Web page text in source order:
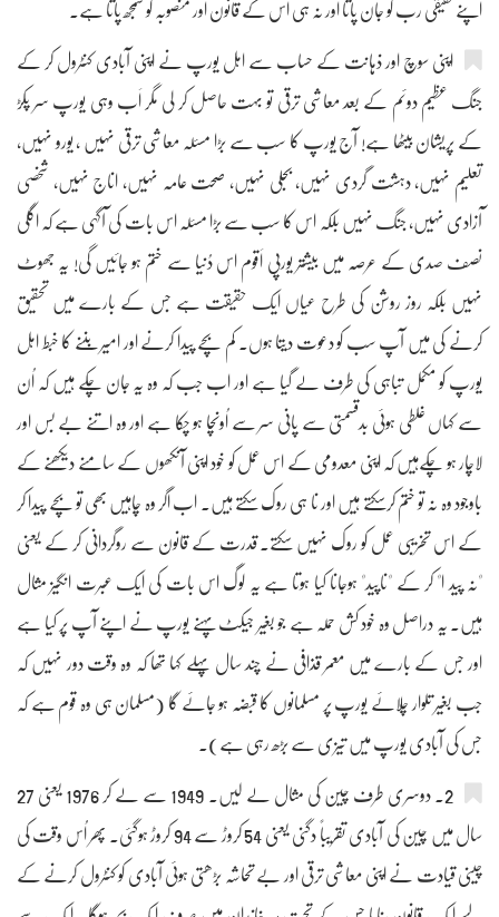
اپنےحقیقی رب کو جان پاتا اور نہ ہی اُس کے قانون اور منصوبہ کو سمجھ پاتا ہے۔
اپنی سوچ اور ذہانت کے حساب سے اہل یورپ نے اپنی آبادی کنٹرول کر کے
جنگ عظیم دوئم کے بعد معاشی ترقی تو بہت حاصل کر لی مگر اَب وہی یورپ سر پکڑ
کے پریشان بیٹھا ہے! آج یورپ کا سب سے بڑا مسئلہ معاشی ترقی نہیں ، یورو نہیں،
تعلیم نہیں، دہشت گردی نہیں، بجلی نہیں، صحت عامہ نہیں، اناج نہیں، شخصی
آزادی نہیں، جنگ نہیں بلکہ اس کا سب سے بڑا مسئلہ اس بات کی آگہی ہے کہ اگلی
نصف صدی کے عرصہ میں بیشتر یورپی اَقوم اس دُنیا سے ختم ہو جائیں گی! یہ جھوٹ
نہیں بلکہ روز روشن کی طرح عیاں ایک حقیقت ہے جس کے بارے میں تحقیق
کرنے کی میں آپ سب کو دعوت دیتا ہوں۔ کم بچے پیدا کرنے اور امیر بننے کا خبط اہل
یورپ کو مکمل تباہی کی طرف لے گیا ہے اور اب جب کہ وہ یہ جان چکے ہیں کہ اُن
سے کہاں غلطی ہوئی بدقسمتی سے پانی سر سے اُونچا ہو چکا ہے اور وہ اتنے بے بس اور
لاچار ہو چکےہیں کہ اپنی معدومی کے اس عمل کو خود اپنی آنکھوں کے سامنے دیکھنے کے
باوجود وہ نہ تو ختم کرسکتے ہیں اور نا ہی روک سکتے ہیں۔ اب اگر وہ چاہیں بھی تو بچے پیدا کر
کے اس تخریبی عمل کو روک نہیں سکتے۔ قدرت کے قانون سے روگردانی کر کے یعنی
"نہ پید ا" کر کے "ناپید" ہوجانا کیا ہوتا ہے یہ لوگ اس بات کی ایک عبرت انگیز مثال
ہیں۔ یہ دراصل وہ خود کش حملہ ہے جو بغیر جیکٹ پہنے یورپ نے اپنے آپ پر کیا ہے
اور جس کے بارے میں معمر قذافی نے چند سال پہلے کہا تھا کہ وہ وقت دور نہیں کہ
جب بغیر تلوار چلائے یورپ پر مسلمانوں کا قبضہ ہو جائے گا (مسلمان ہی وہ قوم ہے کہ
جس کی آبادی یورپ میں تیزی سے بڑھ رہی ہے)۔
2۔ دوسری طرف چین کی مثال لے لیں۔ 1949 سے لے کر 1976 یعنی 27
سال میں چین کی آبادی تقریباً دگنی یعنی 54 کروڑ سے 94 کروڑ ہوگئی۔ پھر اُس وقت کی
چینی قیادت نے اپنی معاشی ترقی اور بے تحاشہ بڑھتی ہوئی آبادی کو کنٹرول کرنے کے